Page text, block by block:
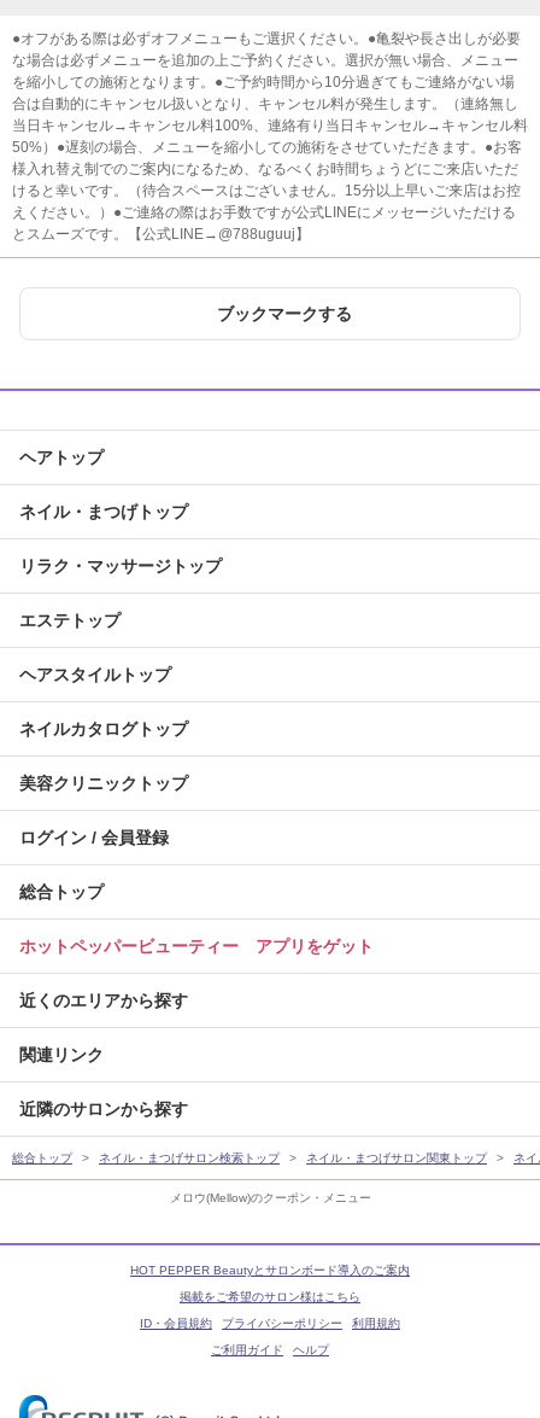
メロウ(Mellow)のクーポン・メニュー
●オフがある際は必ずオフメニューもご選択ください。●亀裂や長さ出しが必要
な場合は必ずメニューを追加の上ご予約ください。選択が無い場合、メニュー
を縮小しての施術となります。●ご予約時間から10分過ぎてもご連絡がない場
合は自動的にキャンセル扱いとなり、キャンセル料が発生します。（連絡無し
当日キャンセル→キャンセル料100%、連絡有り当日キャンセル→キャンセル料
50%）●遅刻の場合、メニューを縮小しての施術をさせていただきます。●お客
様入れ替え制でのご案内になるため、なるべくお時間ちょうどにご来店いただ
けると幸いです。（待合スペースはございません。15分以上早いご来店はお控
えください。）●ご連絡の際はお手数ですが公式LINEにメッセージいただける
とスムーズです。【公式LINE→@788uguuj】
ブックマークする
ヘアトップ
ネイル・まつげトップ
リラク・マッサージトップ
エステトップ
ヘアスタイルトップ
ネイルカタログトップ
美容クリニックトップ
ログイン / 会員登録
総合トップ
ホットペッパービューティー アプリをゲット
近くのエリアから探す
関連リンク
近隣のサロンから探す
総合トップ ネイル・まつげサロン検索トップ ネイル・まつげサロン関東トップ ネ
HOT PEPPER Beautyとサロンボード導入のご案内
掲載をご希望のサロン様はこちら
ID・会員規約
プライバシーポリシー
利用規約
ご利用ガイド
ヘルプ